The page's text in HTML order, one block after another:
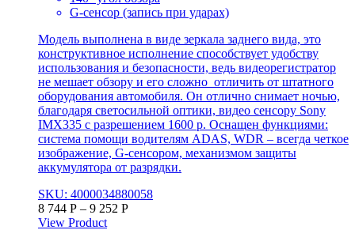
G-сенсор (запись при ударах)
Модель выполнена в виде зеркала заднего вида, это
конструктивное исполнение способствует удобству
использования и безопасности, ведь видеорегистратор
не мешает обзору и его сложно отличить от штатного
оборудования автомобиля. Он отлично снимает ночью,
благодаря светосильной оптики, видео сенсору Sony
IMX335 с разрешением 1600 р. Оснащен функциями:
система помощи водителям ADAS, WDR – всегда четкое
изображение, G-сенсором, механизмом защиты
аккумулятора от разрядки.
SKU: 4000034880058
8 744 Р – 9 252 Р
View Product